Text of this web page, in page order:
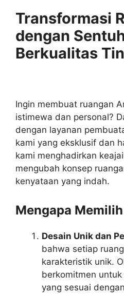
Transformasi
dengan
Berkualitas
Ingin membuat ruangan
istimewa dan personal?
dengan layanan
kami yang eksklusif dan
kami menghadirkan
mengubah konsep
kenyataan yang indah.
Mengapa
Desain Unik dan
bahwa setiap
karakteristik unik.
berkomitmen
yang sesuai